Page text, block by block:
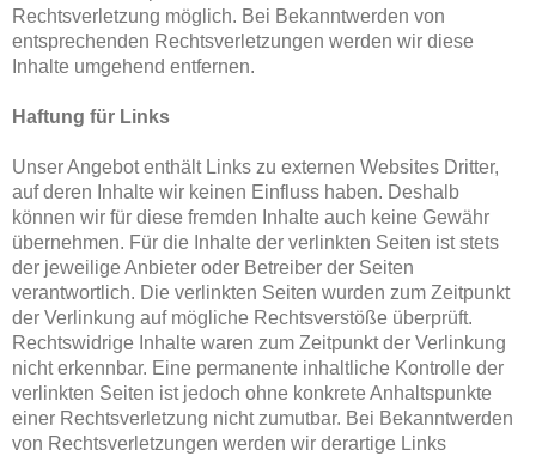
Rechtsverletzung möglich. Bei Bekanntwerden von
entsprechenden Rechtsverletzungen werden wir diese
Inhalte umgehend entfernen.
Haftung für Links
Unser Angebot enthält Links zu externen Websites Dritter,
auf deren Inhalte wir keinen Einfluss haben. Deshalb
können wir für diese fremden Inhalte auch keine Gewähr
übernehmen. Für die Inhalte der verlinkten Seiten ist stets
der jeweilige Anbieter oder Betreiber der Seiten
verantwortlich. Die verlinkten Seiten wurden zum Zeitpunkt
der Verlinkung auf mögliche Rechtsverstöße überprüft.
Rechtswidrige Inhalte waren zum Zeitpunkt der Verlinkung
nicht erkennbar. Eine permanente inhaltliche Kontrolle der
verlinkten Seiten ist jedoch ohne konkrete Anhaltspunkte
einer Rechtsverletzung nicht zumutbar. Bei Bekanntwerden
von Rechtsverletzungen werden wir derartige Links